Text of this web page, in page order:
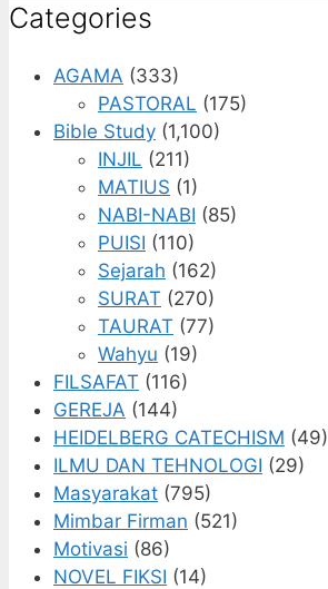
Categories
AGAMA (333)
PASTORAL (175)
Bible Study (1,100)
INJIL (211)
MATIUS (1)
NABI-NABI (85)
PUISI (110)
Sejarah (162)
SURAT (270)
TAURAT (77)
Wahyu (19)
FILSAFAT (116)
GEREJA (144)
HEIDELBERG CATECHISM (49)
ILMU DAN TEHNOLOGI (29)
Masyarakat (795)
Mimbar Firman (521)
Motivasi (86)
NOVEL FIKSI (14)